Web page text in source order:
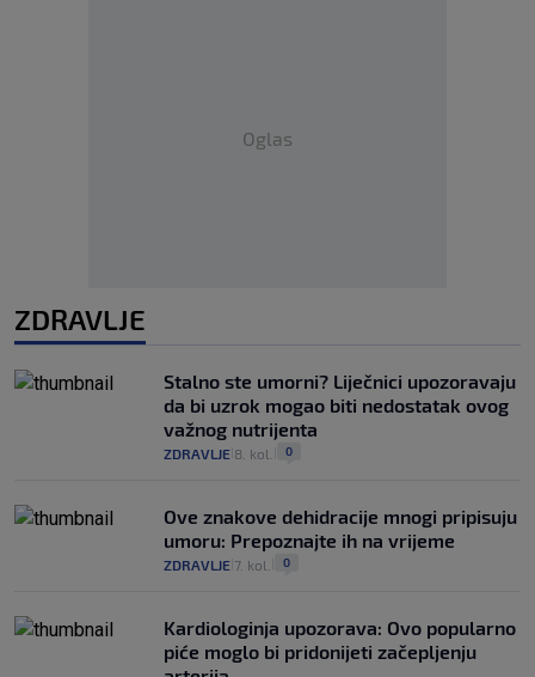
Oglas
ZDRAVLJE
Stalno ste umorni? Liječnici upozoravaju
da bi uzrok mogao biti nedostatak ovog
važnog nutrijenta
ZDRAVLJE 8. kol. 0
Ove znakove dehidracije mnogi pripisuju
umoru: Prepoznajte ih na vrijeme
ZDRAVLJE 7. kol. 0
Kardiologinja upozorava: Ovo popularno
piće moglo bi pridonijeti začepljenju